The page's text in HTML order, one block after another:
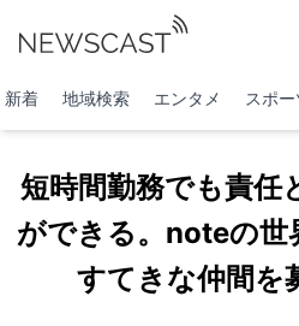
新着 地域検索 エンタメ スポー
短時間勤務でも責任
ができる。noteの世
すてきな仲間を